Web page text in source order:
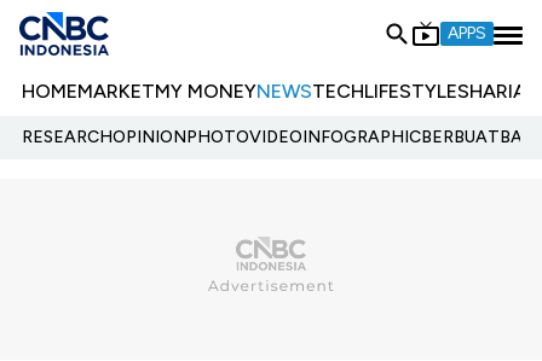
APPS
HOMEMARKETMY MONEYNEWSTECHLIFESTYLESHARIA
RESEARCHOPINIONPHOTOVIDEOINFOGRAPHIC